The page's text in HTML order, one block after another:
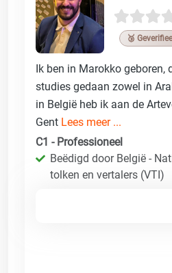
🥉
Ik ben in Marokko geboren,
studies gedaan zowel in
in België heb ik aan de
Gent Lees meer ...
C1 - Professioneel
Beëdigd door België -
tolken en vertalers (VTI)